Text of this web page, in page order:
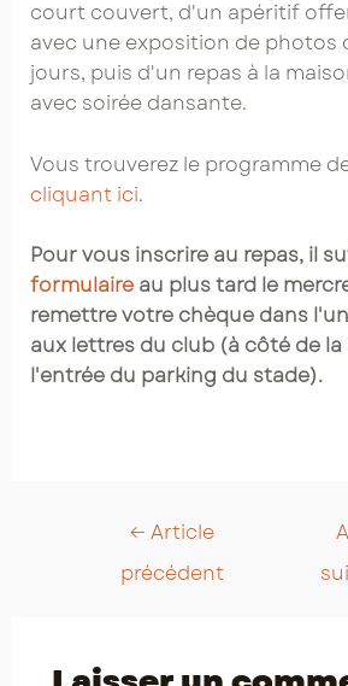
court couvert, d'un apéritif
avec une exposition de photos
jours, puis d'un repas à la
avec soirée dansante.
Vous trouverez le programme
cliquant ici.
Pour vous inscrire au repas, il
formulaireau plus tard le
remettre votre chèque dans
aux lettres du club (à côté de la
l'entrée du parking du stade).
← Article
précédent